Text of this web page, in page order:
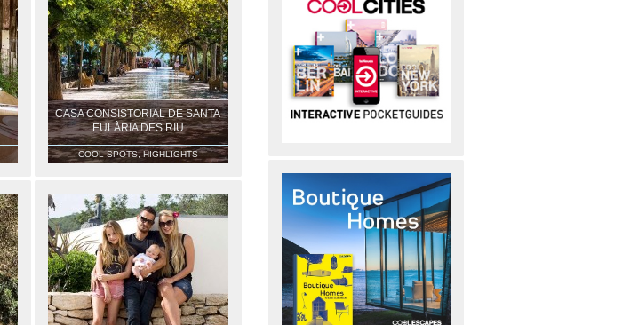
CASA CONSISTORIAL DE SANTA
EULÀRIA DES RIU
COOL SPOTS, HIGHLIGHTS